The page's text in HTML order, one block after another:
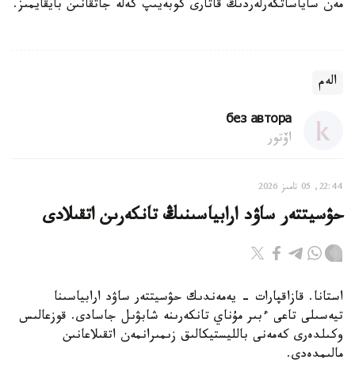
مەن ساياساتكەرلەردىڭ قاتارى كوبەيىپ كەلە جاتقانىن بايقايمىز.
الەم
без автора
اۆتور
22:44, 05 تامىز 2026
حۋسيتتەر ساۋد ارابياسىنىڭ تانكەرىن اتقىلادى
استانا. قازاقپارات - يەمەندىك حۋسيتتەر ساۋد ارابياسىنا
تيەسىلى تاعى ءبىر مۇناي تانكەرىنە شابۋىل جاسادى. قوزعالىس
وكىلدەرى كەمەنى بالليستيكالىق زىمىرانمەن اتقىلاعانىن
مالىمدەدى.